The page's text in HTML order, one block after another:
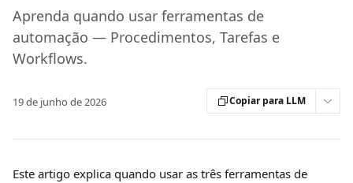
Aprenda quando usar ferramentas de
automação — Procedimentos, Tarefas e
Workflows.
19 de junho de 2026 Copiar para LLM
Este artigo explica quando usar as três ferramentas de